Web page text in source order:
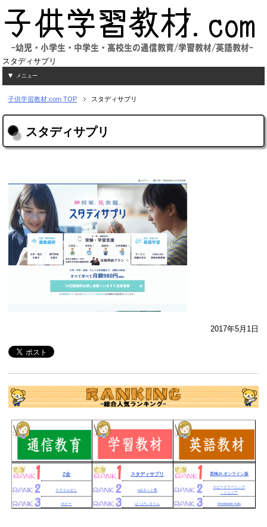
スタディサプリ
メニュー
子供学習教材.com TOP スタディサプリ
スタディサプリ
2017年5月1日
Z会 スタディサプリ 英検Jr.オンライン版
スマイルゼミ e点ネット塾
スピードラーニング
・ジュニア
ポピー はっぴぃタイム Worldwide Kids